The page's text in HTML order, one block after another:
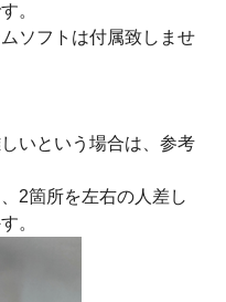
。
ソフトは付属致しませ
いという場合は、参考
2箇所を左右の人差し
。